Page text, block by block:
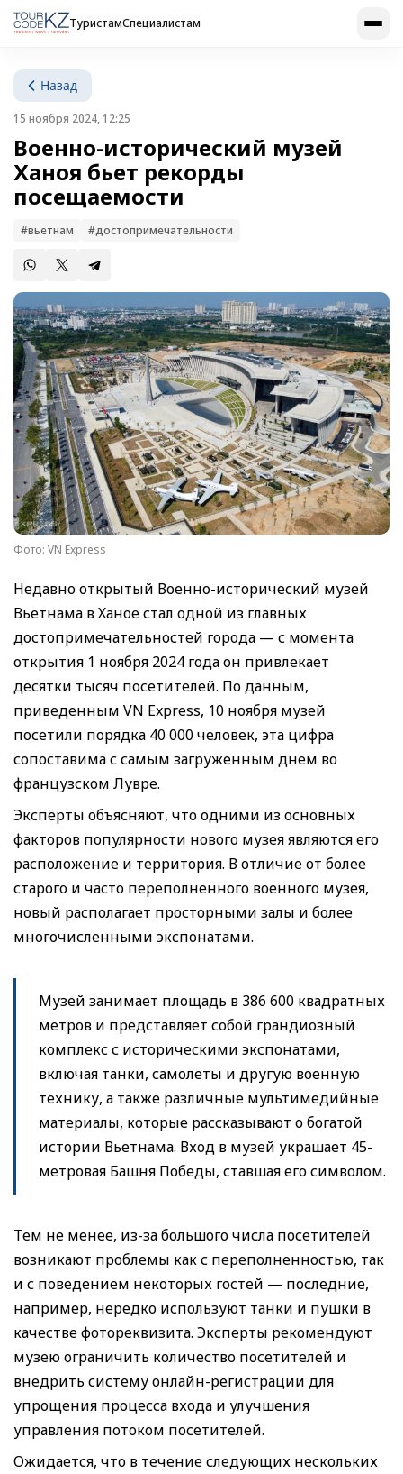
ТуристамСпециалистам
Назад
15 ноября 2024, 12:25
Военно-исторический музей
Ханоя бьет рекорды
посещаемости
#вьетнам #достопримечательности
Фото: VN Express
Недавно открытый Военно-исторический музей
Вьетнама в Ханое стал одной из главных
достопримечательностей города — с момента
открытия 1 ноября 2024 года он привлекает
десятки тысяч посетителей. По данным,
приведенным VN Express, 10 ноября музей
посетили порядка 40 000 человек, эта цифра
сопоставима с самым загруженным днем во
французском Лувре.
Эксперты объясняют, что одними из основных
факторов популярности нового музея являются его
расположение и территория. В отличие от более
старого и часто переполненного военного музея,
новый располагает просторными залы и более
многочисленными экспонатами.
Музей занимает площадь в 386 600 квадратных
метров и представляет собой грандиозный
комплекс с историческими экспонатами,
включая танки, самолеты и другую военную
технику, а также различные мультимедийные
материалы, которые рассказывают о богатой
истории Вьетнама. Вход в музей украшает 45-
метровая Башня Победы, ставшая его символом.
Тем не менее, из-за большого числа посетителей
возникают проблемы как с переполненностью, так
и с поведением некоторых гостей — последние,
например, нередко используют танки и пушки в
качестве фотореквизита. Эксперты рекомендуют
музею ограничить количество посетителей и
внедрить систему онлайн-регистрации для
упрощения процесса входа и улучшения
управления потоком посетителей.
Ожидается, что в течение следующих нескольких